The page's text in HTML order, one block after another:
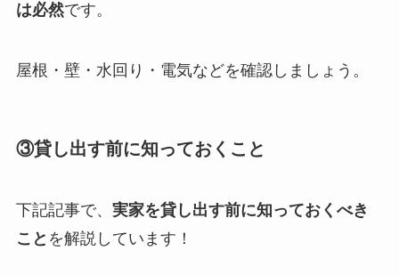
は必然です。
屋根・壁・水回り・電気などを確認しましょう。
③貸し出す前に知っておくこと
下記記事で、 実家を貸し出す前に知っておくべき
こと を解説しています！